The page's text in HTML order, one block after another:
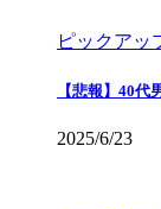
ピックアッ
【悲報】40
2025/6/23